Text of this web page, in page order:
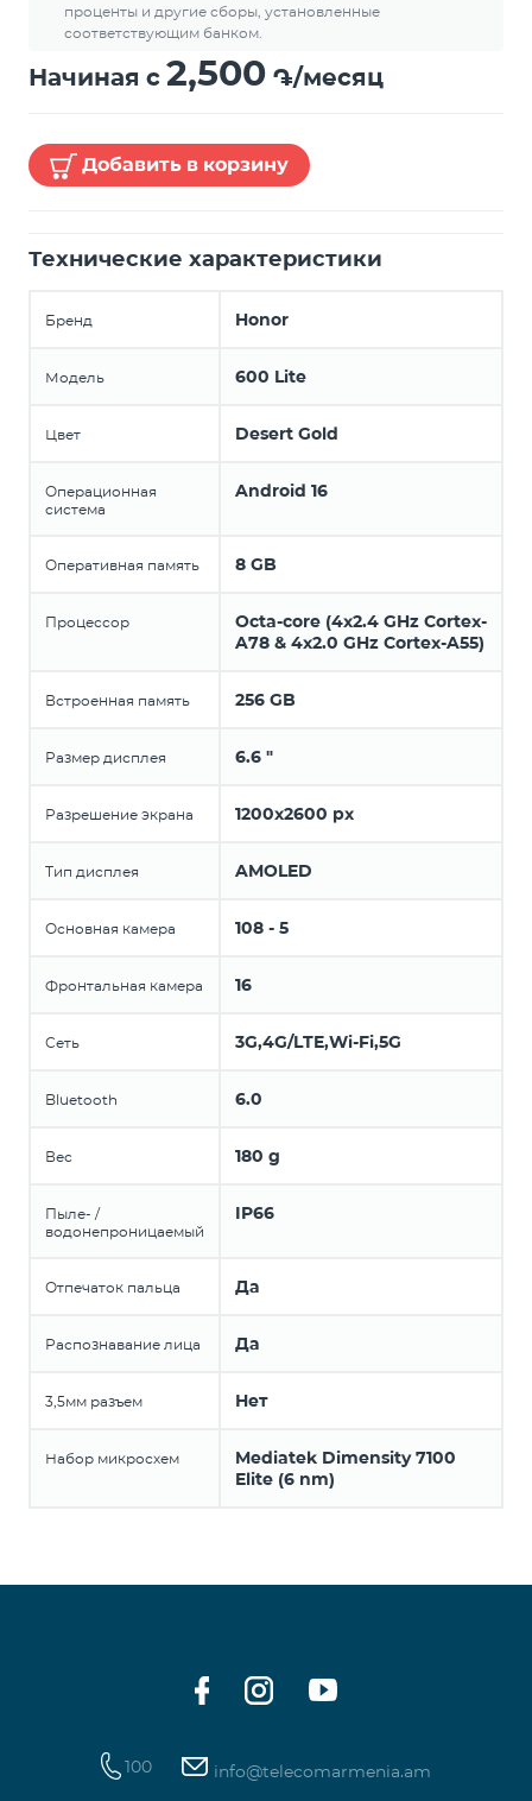
проценты и другие сборы, установленные
соответствующим банком.
Начиная с 2,500 ֏/месяц
Добавить в корзину
Технические характеристики
Бренд Honor
Модель 600 Lite
Цвет Desert Gold
Операционная
система
Android 16
Оперативная память 8 GB
Процессор
Octa-core (4x2.4 GHz Cortex-
A78 & 4x2.0 GHz Cortex-A55)
Встроенная память 256 GB
Размер дисплея 6.6 "
Разрешение экрана 1200x2600 px
Тип дисплея AMOLED
Основная камера 108 - 5
Фронтальная камера 16
Сеть 3G,4G/LTE,Wi-Fi,5G
Bluetooth 6.0
Вес 180 g
Пыле- /
водонепроницаемый
IP66
Отпечаток пальца Да
Распознавание лица Да
3,5мм разъем Нет
Набор микросхем
Mediatek Dimensity 7100
Elite (6 nm)
100 info@telecomarmenia.am